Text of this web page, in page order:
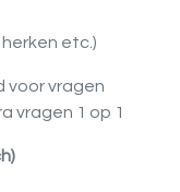
etc.)
voor vragen
vragen 1 op 1